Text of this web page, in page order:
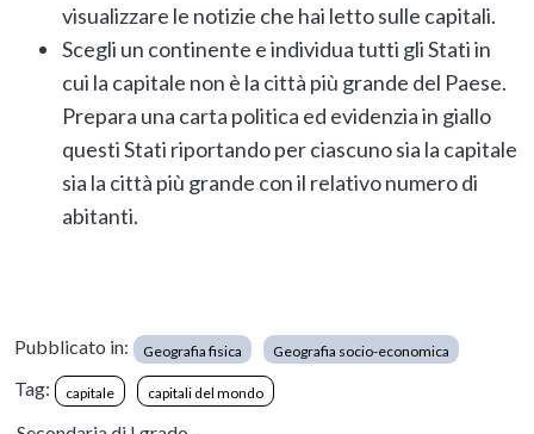
visualizzare le notizie che hai letto sulle capitali.
Scegli un continente e individua tutti gli Stati in
cui la capitale non è la città più grande del Paese.
Prepara una carta politica ed evidenzia in giallo
questi Stati riportando per ciascuno sia la capitale
sia la città più grande con il relativo numero di
abitanti.
Pubblicato in: Geografia fisica Geografia socio-economica
Tag: capitale capitali del mondo